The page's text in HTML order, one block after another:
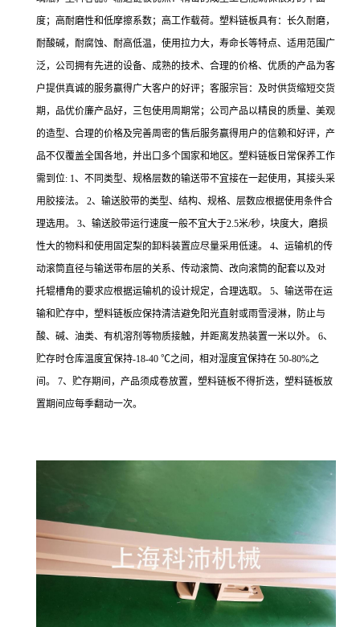
度；高耐磨性和低摩擦系数；高工作载荷。塑料链板具有：长久耐磨，
耐酸碱，耐腐蚀、耐高低温，使用拉力大，寿命长等特点、适用范围广
泛，公司拥有先进的设备、成熟的技术、合理的价格、优质的产品为客
户提供真诚的服务赢得广大客户的好评；客服宗旨：及时供货缩短交货
期，品优价廉产品好，三包使用周期常；公司产品以精良的质量、美观
的造型、合理的价格及完善周密的售后服务赢得用户的信赖和好评，产
品不仅覆盖全国各地，并出口多个国家和地区。塑料链板日常保养工作
需到位: 1、不同类型、规格层数的输送带不宜接在一起使用，其接头采
用胶接法。 2、输送胶带的类型、结构、规格、层数应根据使用条件合
理选用。 3、输送胶带运行速度一般不宜大于2.5米/秒，块度大，磨损
性大的物料和使用固定梨的卸料装置应尽量采用低速。 4、运输机的传
动滚筒直径与输送带布层的关系、传动滚筒、改向滚筒的配套以及对
托辊槽角的要求应根据运输机的设计规定，合理选取。 5、输送带在运
输和贮存中，塑料链板应保持清洁避免阳光直射或雨雪浸淋，防止与
酸、碱、油类、有机溶剂等物质接触，并距离发热装置一米以外。 6、
贮存时仓库温度宜保持-18-40 ℃之间，相对湿度宜保持在 50-80%之
间。 7、贮存期间，产品须成卷放置，塑料链板不得折迭，塑料链板放
置期间应每季翻动一次。